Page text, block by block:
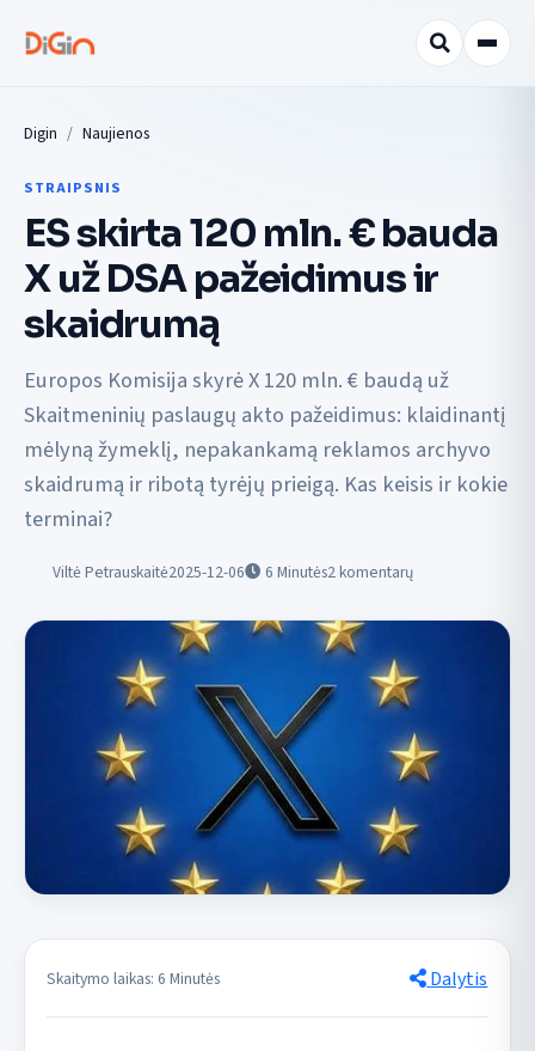
Digin Naujienos
STRAIPSNIS
ES skirta 120 mln. € bauda
X už DSA pažeidimus ir
skaidrumą
Europos Komisija skyrė X 120 mln. € baudą už
Skaitmeninių paslaugų akto pažeidimus: klaidinantį
mėlyną žymeklį, nepakankamą reklamos archyvo
skaidrumą ir ribotą tyrėjų prieigą. Kas keisis ir kokie
terminai?
Viltė Petrauskaitė2025-12-06 6 Minutės2 komentarų
Skaitymo laikas: 6 Minutės Dalytis